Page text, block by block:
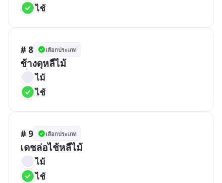
ไช้
# 8 เลือกประเภท
ช้างดุหลืไม้
ไม้
ไช้
# 9 เลือกประเภท
เดชล่อไช้หลืไม้
ไม้
ไช้